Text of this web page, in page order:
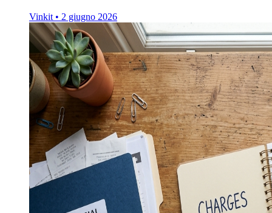
Vinkit • 2 giugno 2026